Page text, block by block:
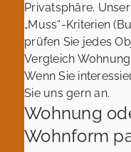
Privatsphäre.
„Muss“-Kriterien
prüfen Sie jedes
Vergleich
Wenn Sie
Sie uns gern an.
Wohnung
Wohnform